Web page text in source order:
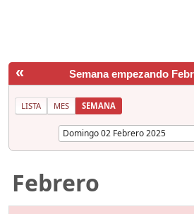
« Semana empezando
LISTA MES SEMANA
Febrero